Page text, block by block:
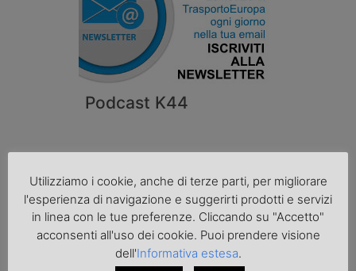
Podcast K44
Utilizziamo i cookie, anche di terze parti, per migliorare
l'esperienza di navigazione e suggerirti prodotti e servizi
in linea con le tue preferenze. Cliccando su "Accetto"
acconsenti all'uso dei cookie. Puoi prendere visione
dell'Informativa estesa.